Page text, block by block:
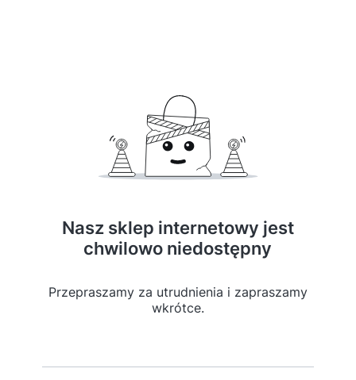
Nasz sklep internetowy jest
chwilowo niedostępny
Przepraszamy za utrudnienia i zapraszamy
wkrótce.